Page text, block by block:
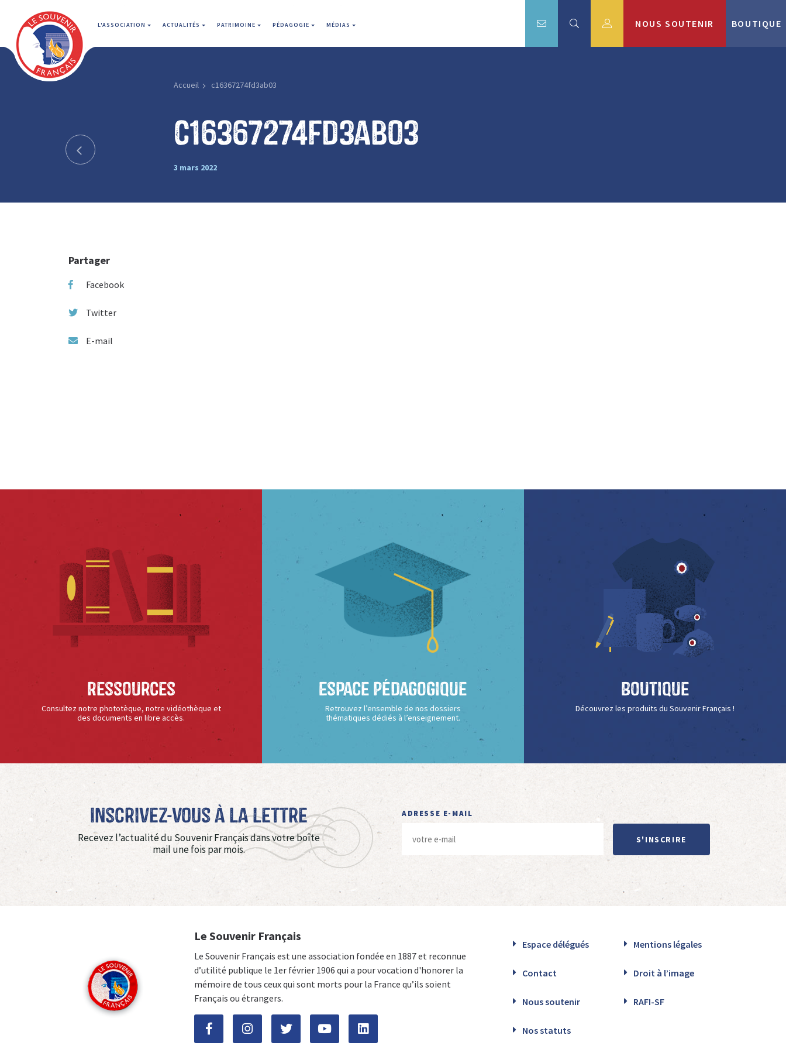
L'ASSOCIATION ACTUALITÉS PATRIMOINE PÉDAGOGIE MÉDIAS NOUS SOUTENIR BOUTIQUE
Accueil c16367274fd3ab03
c16367274fd3ab03
3 mars 2022
Partager
Facebook
Twitter
E-mail
Ressources
Consultez notre phototèque, notre vidéothèque et
des documents en libre accès.
Espace Pédagogique
Retrouvez l’ensemble de nos dossiers
thématiques dédiés à l’enseignement.
Boutique
Découvrez les produits du Souvenir Français !
Inscrivez-vous à La Lettre
Recevez l’actualité du Souvenir Français dans votre boîte
mail une fois par mois.
ADRESSE E-MAIL
S'INSCRIRE
Le Souvenir Français
Le Souvenir Français est une association fondée en 1887 et reconnue
d’utilité publique le 1er février 1906 qui a pour vocation d'honorer la
mémoire de tous ceux qui sont morts pour la France qu’ils soient
Français ou étrangers.
Espace délégués Mentions légales
Contact Droit à l’image
Nous soutenir RAFI-SF
Nos statuts